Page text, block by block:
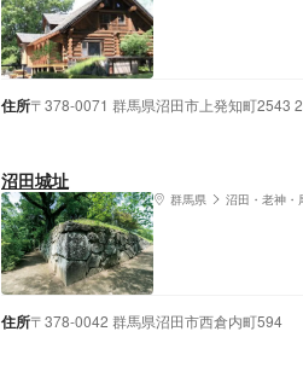
住所〒378-0071 群馬県沼田市上発知町2543
沼田城址
群馬県 沼田・老神・
住所〒378-0042 群馬県沼田市西倉内町594